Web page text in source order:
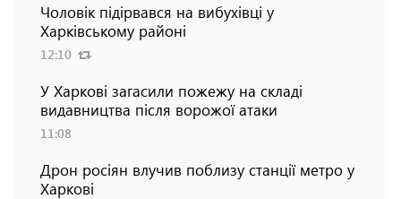
Чоловік підірвався на вибухівці у
Харківському районі
12:10
У Харкові загасили пожежу на складі
видавництва після ворожої атаки
11:08
Дрон росіян влучив поблизу станції метро у
Харкові